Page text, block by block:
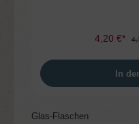
4,20 €*
In
Produktgalerie überspringen
Glas-Flaschen